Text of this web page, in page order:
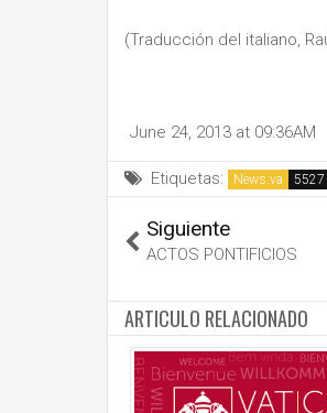
(Traducción del italiano,
June 24, 2013 at 09:36AM
Etiquetas: News.va
Siguiente
ACTOS PONTIFICIOS
ARTICULO RELACIONADO